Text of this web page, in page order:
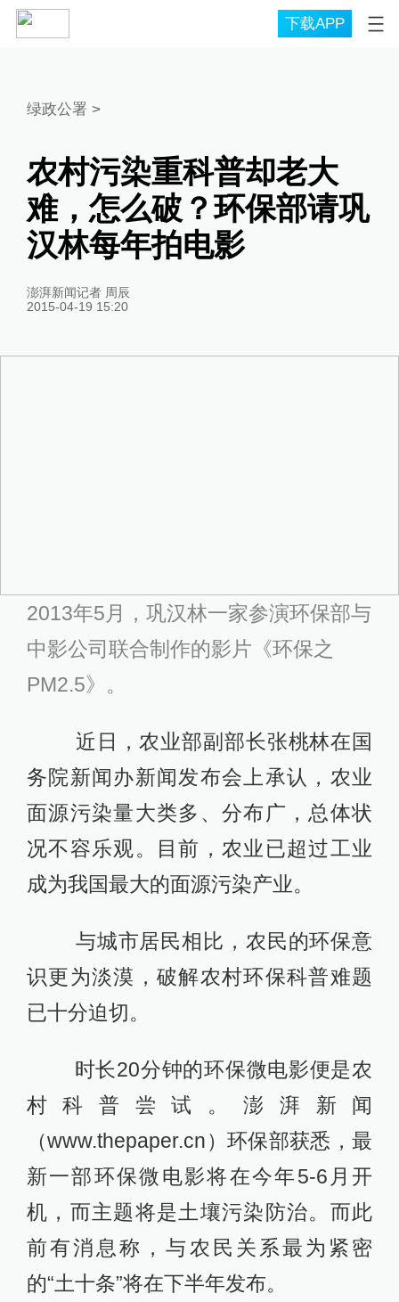
下载APP
绿政公署 >
农村污染重科普却老大
难，怎么破？环保部请巩
汉林每年拍电影
澎湃新闻记者 周辰
2015-04-19 15:20
2013年5月，巩汉林一家参演环保部与
中影公司联合制作的影片《环保之
PM2.5》。
近日，农业部副部长张桃林在国
务院新闻办新闻发布会上承认，农业
面源污染量大类多、分布广，总体状
况不容乐观。目前，农业已超过工业
成为我国最大的面源污染产业。
与城市居民相比，农民的环保意
识更为淡漠，破解农村环保科普难题
已十分迫切。
时长20分钟的环保微电影便是农
村科普尝试。澎湃新闻
（www.thepaper.cn）环保部获悉，最
新一部环保微电影将在今年5-6月开
机，而主题将是土壤污染防治。而此
前有消息称，与农民关系最为紧密
的“土十条”将在下半年发布。